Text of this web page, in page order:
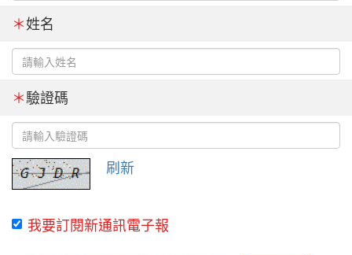
＊姓名
＊驗證碼
刷新
我要訂閱新通訊電子報